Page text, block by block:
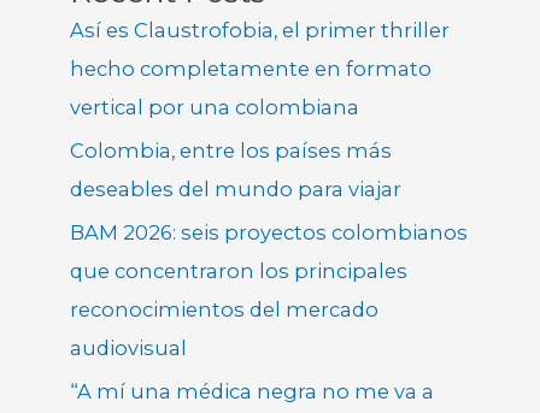
Así es Claustrofobia, el primer thriller
hecho completamente en formato
vertical por una colombiana
Colombia, entre los países más
deseables del mundo para viajar
BAM 2026: seis proyectos colombianos
que concentraron los principales
reconocimientos del mercado
audiovisual
“A mí una médica negra no me va a